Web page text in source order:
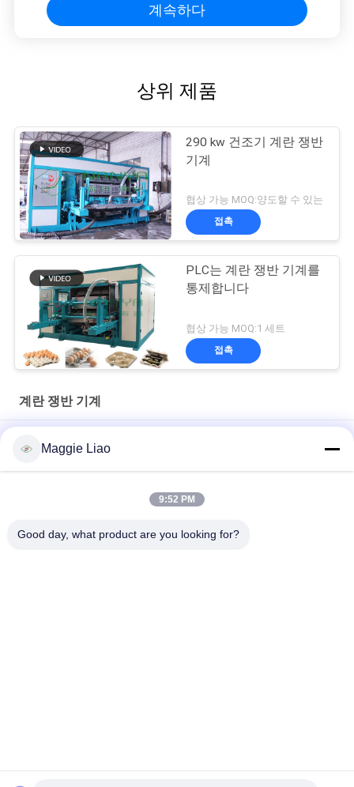
계속하다
상위 제품
290 kw 건조기 계란 쟁반
기계
협상 가능 MOQ:양도할 수 있는
접촉
PLC는 계란 쟁반 기계를
통제합니다
협상 가능 MOQ:1 세트
접촉
계란 쟁반 기계
완전 자동 재활용 종이 계란 트레이 기계
자동적인 폐지 펄프에 의하여 주조되는 계란 쟁반 기계 계란 조가
Maggie Liao
9:52 PM
Good day, what product are you looking for?